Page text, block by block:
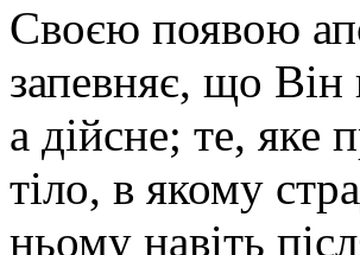
Своєю появою
запевняє, що Він
а дійсне; те, яке
тіло, в якому
ньому навіть